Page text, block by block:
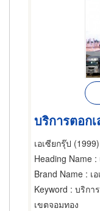
เอเซียกรุ๊ป
Heading Name :
Brand Name : เ
Keyword : บริกา
เขตจอมทอง